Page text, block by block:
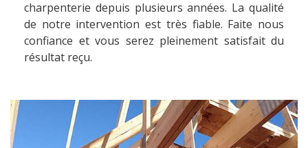
charpenterie depuis plusieurs années. La qualité
de notre intervention est très fiable. Faite nous
confiance et vous serez pleinement satisfait du
résultat reçu.